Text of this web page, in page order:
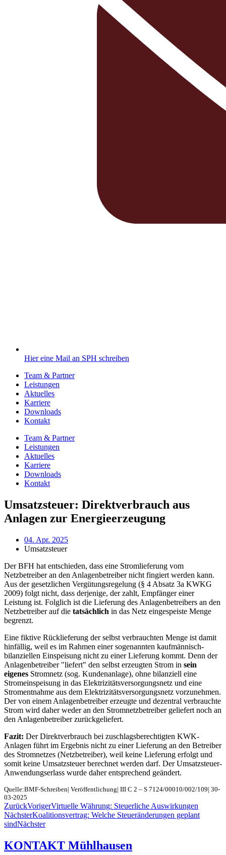
Hier eine Mail an SPH schreiben
Team & Partner
Leistungen
Aktuelles
Karriere
Downloads
Kontakt
Team & Partner
Leistungen
Aktuelles
Karriere
Downloads
Kontakt
Umsatzsteuer: Direktverbrauch aus
Anlagen zur Energieerzeugung
04. Apr. 2025
Umsatzsteuer
Der BFH hat entschieden, dass eine Stromlieferung vom
Netzbetreiber an den Anlagenbetreiber nicht fingiert werden kann.
Aus der gesetzlichen Vergütungsregelung (§ 4 Absatz 3a KWKG
2009) folgt nicht, dass derjenige, der zahlt, Empfänger einer
Leistung ist. Folglich ist die Lieferung des Anlagenbetreibers an den
Netzbetreiber auf die tatsächlich in das Netz eingespeiste Menge
begrenzt.
Eine fiktive Rücklieferung der selbst verbrauchten Menge ist damit
hinfällig, weil es im Rahmen einer sogenannten kaufmännisch-
bilanziellen Einspeisung nicht zu einer Lieferung kommt. Denn der
Anlagenbetreiber "liefert" den selbst erzeugten Strom in sein
eigenes Stromnetz (sog. Kundenanlage), ohne bilanziell eine
Stromeinspeisung in das Elektrizitätsversorgungsnetz und eine
Stromentnahme aus dem Elektrizitätsversorgungsnetz vorzunehmen.
Der von einem Anlagenbetreiber erzeugte und dezentral verbrauchte
Strom wird daher weder an den Stromnetzbetreiber geliefert noch an
den Anlagenbetreiber zurückgeliefert.
Fazit: Der Direktverbrauch bei zuschlagsberechtigten KWK-
Anlagen führt im Ergebnis nicht zu einer Lieferung an den Betreiber
des Stromnetzes (Netzbetreiber), weil keine Lieferung erfolgt und
somit keine Umsatzsteuer berechnet werden darf. Der Umsatzsteuer-
Anwendungserlass wurde daher entsprechend geändert.
Quelle:BMF-Schreiben| Veröffentlichung| III C 2 – S 7124/00010/002/109| 30-
03-2025
ZurückVorigerVirtuelle Währung: Steuerliche Auswirkungen
NächsterKoalitionsvertrag: Welche Steueränderungen geplant
sindNächster
KONTAKT Mühlhausen